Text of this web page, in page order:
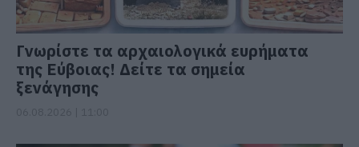
Γνωρίστε τα αρχαιολογικά ευρήματα
της Εύβοιας! Δείτε τα σημεία
ξενάγησης